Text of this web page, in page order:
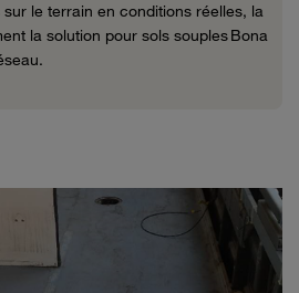
le terrain en conditions réelles, la
la solution pour sols souples Bona